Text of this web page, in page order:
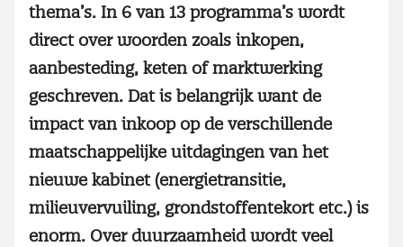
thema’s. In 6 van 13 programma’s wordt
direct over woorden zoals inkopen,
aanbesteding, keten of marktwerking
geschreven. Dat is belangrijk want de
impact van inkoop op de verschillende
maatschappelijke uitdagingen van het
nieuwe kabinet (energietransitie,
milieuvervuiling, grondstoffentekort etc.) is
enorm. Over duurzaamheid wordt veel